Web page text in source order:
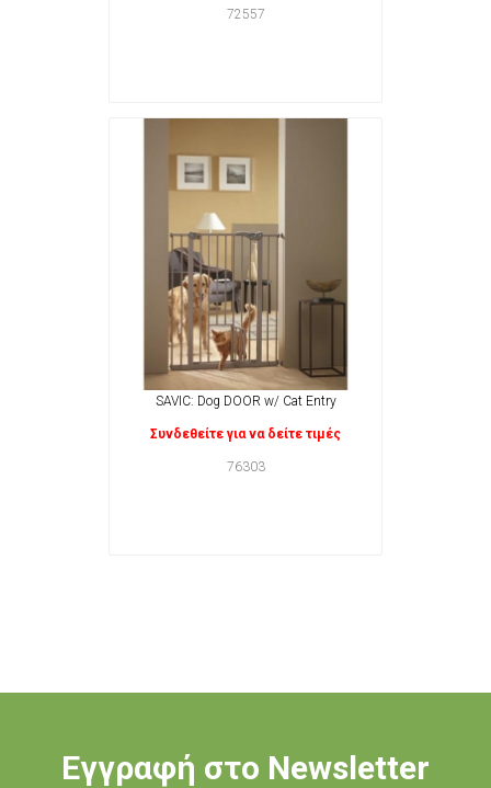
72557
SAVIC: Dog DOOR w/ Cat Entry
Συνδεθείτε για να δείτε τιμές
76303
Εγγραφή στο Newsletter